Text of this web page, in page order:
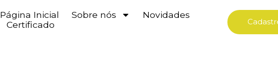
Página Inicial Sobre nós
Novidades
Certificado